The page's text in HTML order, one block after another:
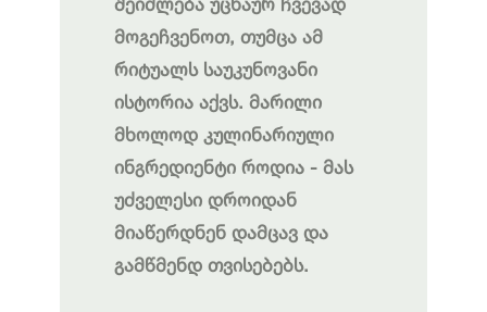
მოგეჩვენოთ, თუმცა ამ
რიტუალს საუკუნოვანი
ისტორია აქვს. მარილი
მხოლოდ კულინარიული
ინგრედიენტი როდია - მას
უძველესი დროიდან
მიაწერდნენ დამცავ და
გამწმენდ თვისებებს.